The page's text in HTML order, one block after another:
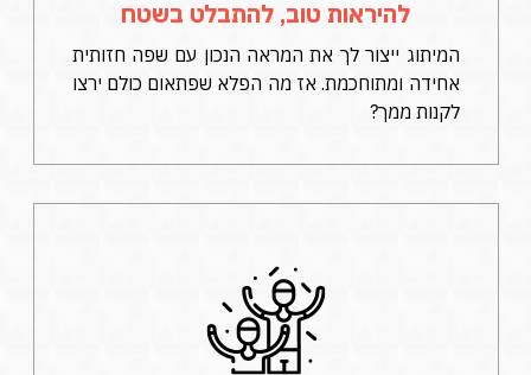
להיראות טוב, להתבלט בשטח
המיתוג ייצור לך את המראה הנכון עם שפה חזותית
אחידה ומתוחכמת. אז מה הפלא שפתאום כולם ירצו
לקנות ממך?